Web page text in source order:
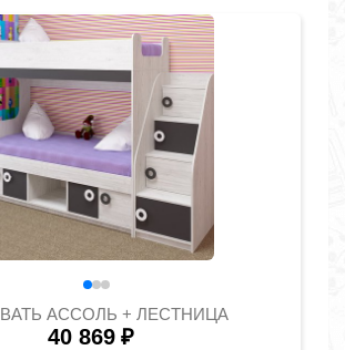
АССОЛЬ + ЛЕСТНИЦА
40 869 ₽